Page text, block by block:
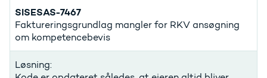
SISESAS-7467
Faktureringsgrundlag mangler for RKV ansøgning
om kompetencebevis
Løsning: